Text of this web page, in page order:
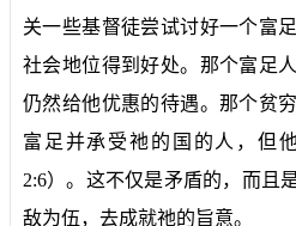
关一些基督徒尝试讨好一个富
社会地位得到好处。那个富足
仍然给他优惠的待遇。那个贫
富足并承受祂的国的人，但
2:6）。这不仅是矛盾的，而且
敌为伍，去成就祂的旨意。